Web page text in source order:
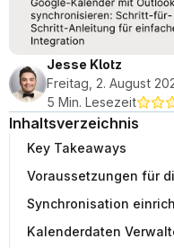
Jesse Klotz
Freitag, 2. August
5 Min. Lesezeit
Inhaltsverzeichnis
Key Takeaways
Voraussetzungen für
Synchronisation
Kalenderdaten